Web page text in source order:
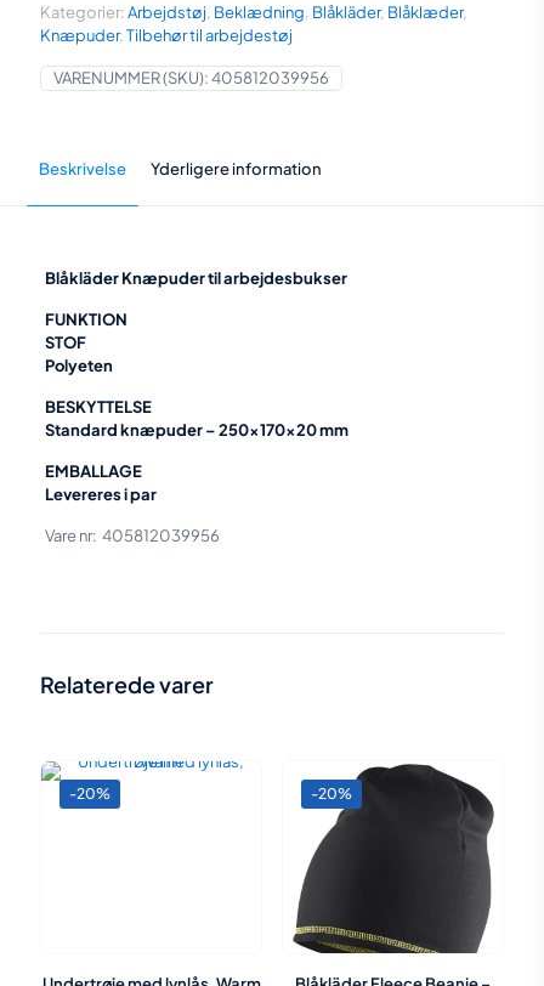
VARENUMMER (SKU):405812039956
Kategorier:Arbejdstøj, Beklædning, Blåkläder, Blåklæder,
Knæpuder, Tilbehør til arbejdestøj
Beskrivelse Yderligere information
Blåkläder Knæpuder til arbejdesbukser
FUNKTION
STOF
Polyeten
BESKYTTELSE
Standard knæpuder – 250x170x20 mm
EMBALLAGE
Levereres i par
Vare nr: 405812039956
Relaterede varer
-20% -20%